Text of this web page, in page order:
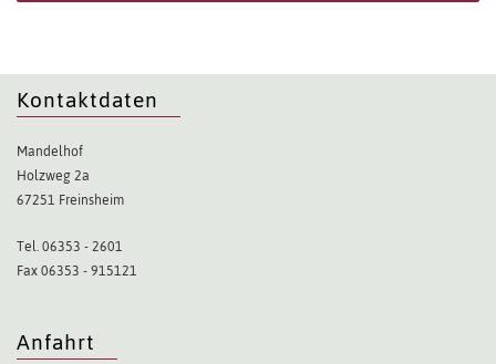
Kontaktdaten
Mandelhof
Holzweg 2a
67251 Freinsheim
Tel. 06353 - 2601
Fax 06353 - 915121
Anfahrt